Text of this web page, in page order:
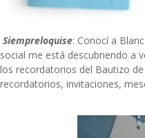
Siempreloquise: Conocí a
social me está descubriendo a
los recordatorios del Bautizo
recordatorios, invitaciones,